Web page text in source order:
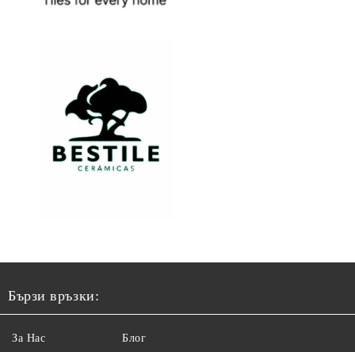
Бързи връзки:
За Нас Блог